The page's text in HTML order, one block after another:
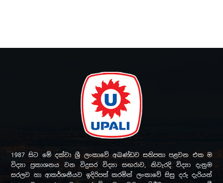
1987 සිට මේ දක්වා ශ්‍රී ලංකාවේ අඛණ්ඩව සතිපතා පළවන එක ම
විද්‍යා ප්‍රකාශනය වන විදුසර විද්‍යා සඟරාව, නිවැරදි විද්‍යා දැනුම
සරලව හා ආකර්ශනීයව ඉදිරිපත් කරමින් ලංකාවේ සිසු දරු දැරියන්